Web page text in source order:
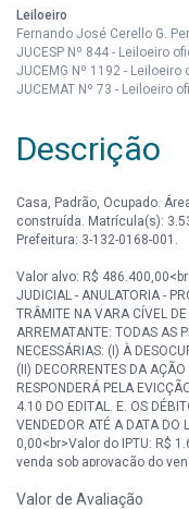
Leiloeiro
Fernando José Cerello G.
JUCESP Nº 844 - Leiloeiro
JUCEMG Nº 1192 -
JUCEMAT Nº 73 - Leiloeiro
Descrição
Casa, Padrão, Ocupado.
construída. Matrícula(s):
Prefeitura: 3-132-0168-001.
Valor alvo: R$
JUDICIAL - ANULATORIA -
TRÂMITE NA VARA CÍVEL
ARREMATANTE: TODAS AS
NECESSÁRIAS: (I) À
(II) DECORRENTES DA
RESPONDERÁ PELA
4.10 DO EDITAL. E. OS
VENDEDOR ATÉ A DATA
0,00<br>Valor do IPTU: R$
venda sob aprovação do
(11) 3149-4600.
Valor de Avaliação